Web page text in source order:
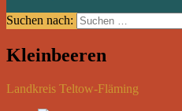
Suchen nach:
Kleinbeeren
Landkreis Teltow-Fläming